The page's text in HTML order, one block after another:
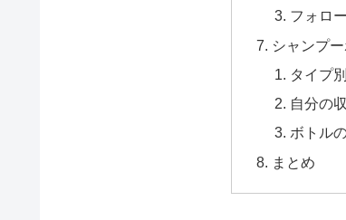
フォロ
シャンプ
タイプ
自分の
ボトル
まとめ